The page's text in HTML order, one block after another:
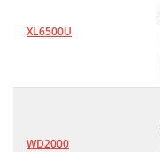
XL6500U
WD2000